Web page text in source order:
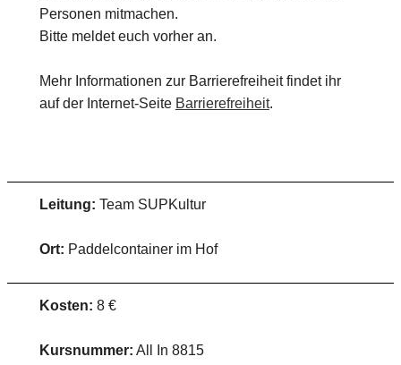
Personen mitmachen.
Bitte meldet euch vorher an.
Mehr Informationen zur Barrierefreiheit findet ihr
auf der Internet-Seite Barrierefreiheit.
Leitung: Team SUPKultur
Ort: Paddelcontainer im Hof
Kosten: 8 €
Kursnummer: All In 8815